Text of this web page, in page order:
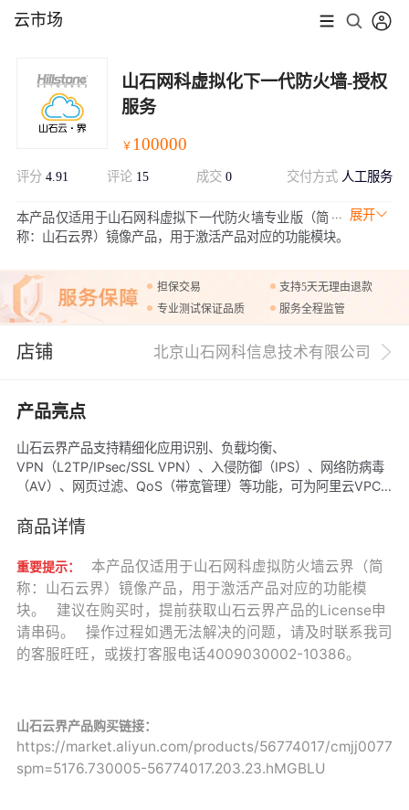
云市场
山石网科虚拟化下一代防火墙-授权
服务
￥ 100000
评分 4.91 评论 15 成交0 交付方式 人工服务
展开
本产品仅适用于山石网科虚拟下一代防火墙专业版（简
称：山石云界）镜像产品，用于激活产品对应的功能模块。
担保交易
支持5天无理由退款
专业测试保证品质
服务全程监管
店铺 北京山石网科信息技术有限公司
产品亮点
山石云界产品支持精细化应用识别、负载均衡、
VPN（L2TP/IPsec/SSL VPN）、入侵防御（IPS）、网络防病毒
（AV）、网页过滤、QoS（带宽管理）等功能，可为阿里云VPC
接入等功能。
商品详情
重要提示：
本产品仅适用于山石网科虚拟防火墙云界（简
称：山石云界）镜像产品，用于激活产品对应的功能模
块。 建议在购买时，提前获取山石云界产品的License申
请串码。 操作过程如遇无法解决的问题，请及时联系我司
的客服旺旺，或拨打客服电话4009030002-10386。
山石云界产品购买链接：
https://market.aliyun.com/products/56774017/
spm=5176.730005-56774017.203.23.hMGBLU